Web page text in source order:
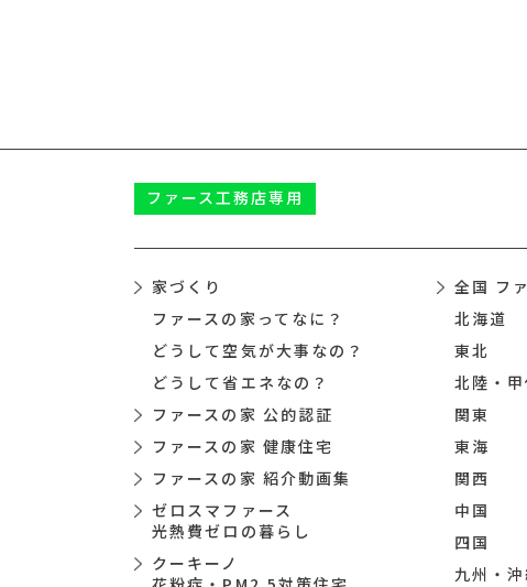
ファース工務店専用
家づくり
ファースの家ってなに？
どうして空気が大事なの？
どうして省エネなの？
ファースの家 公的認証
ファースの家 健康住宅
ファースの家 紹介動画集
ゼロスマファース
光熱費ゼロの暮らし
クーキーノ
全国 フ
北海道
東北
北陸・
関東
東海
関西
中国
四国
九州・沖